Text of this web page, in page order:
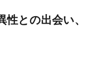
との出会い、